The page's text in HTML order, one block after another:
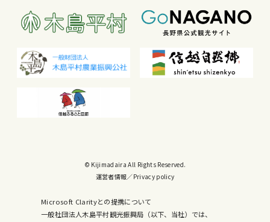
© Kijimadaira All Rights Reserved.
運営者情報／Privacy policy
Microsoft Clarityとの提携について
一般社団法人木島平村観光振興局（以下、当社）では、